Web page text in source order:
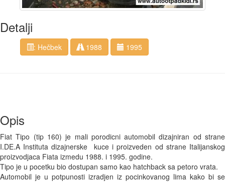
Detalji
: Hečbek 1988 1995
Opis
Fiat Tipo (tip 160) je mali porodicni automobil dizajniran od strane
I.DE.A Instituta dizajnerske  kuce i proizveden od strane Italijanskog
proizvodjaca Fiata izmedu 1988. i 1995. godine.
Tipo je u pocetku bio dostupan samo kao hatchback sa petoro vrata.
Automobil je u potpunosti izradjen iz pocinkovanog lima kako bi se